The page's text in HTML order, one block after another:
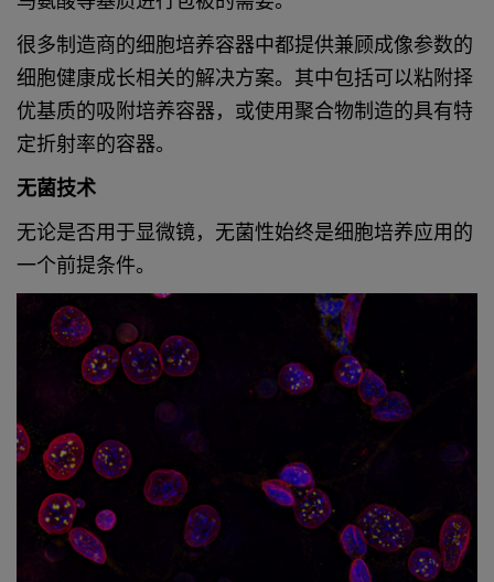
很多制造商的细胞培养容器中都提供兼顾成像参数的
细胞健康成长相关的解决方案。其中包括可以粘附择
优基质的吸 附培养容器，或使用聚合物制造的具有特
定折射率的容器。
无菌技术
无论是否用于显微镜，无菌性始终是细胞培养应用的
一个前提条件。